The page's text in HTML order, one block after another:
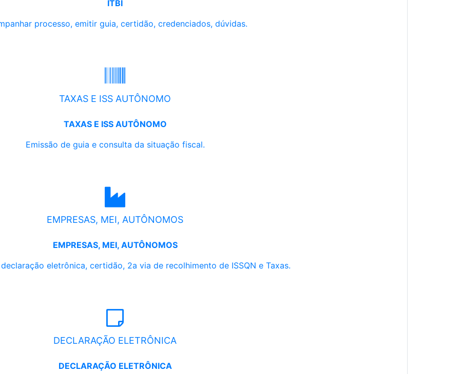
ITBI
processo, emitir guia, certidão, credenciados, dúvidas.
TAXAS E ISS AUTÔNOMO
TAXAS E ISS AUTÔNOMO
Emissão de guia e consulta da situação fiscal.
EMPRESAS, MEI, AUTÔNOMOS
EMPRESAS, MEI, AUTÔNOMOS
eletrônica, certidão, 2a via de recolhimento de ISSQN e Taxas.
DECLARAÇÃO ELETRÔNICA
DECLARAÇÃO ELETRÔNICA